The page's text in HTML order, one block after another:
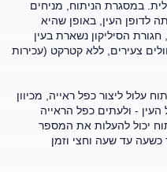
במסגרת הניתוח, מניחים
לדופן העין, באופן שהיא
הסיליקון נשארת בעין
צעירים, ללא קטרקט (עכירות
עלול ליצור כפל ראייה, מכיוון
- ולעתים כפל הראייה
יכול להעלות את המספר
כשעה עד שעה וחצי וזמן